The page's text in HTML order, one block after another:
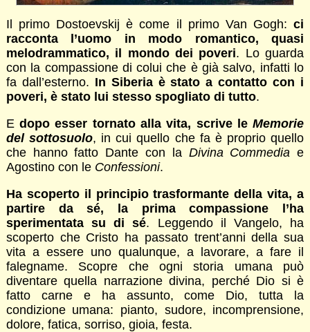
Il primo Dostoevskij è come il primo Van Gogh:ci
racconta l’uomo in modo romantico, quasi
melodrammatico, il mondo dei poveri. Lo guarda
con la compassione di colui che è già salvo, infatti lo
fa dall’esterno. In Siberia è stato a contatto con i
poveri, è stato lui stesso spogliato di tutto.
Edopo esser tornato alla vita, scrive leMemorie
del sottosuolo, in cui quello che fa è proprio quello
che hanno fatto Dante con la Divina Commedia e
Agostino con le Confessioni.
Ha scoperto il principio trasformante della vita, a
partire da sé, la prima compassione l’ha
sperimentata su di sé. Leggendo il Vangelo, ha
scoperto che Cristo ha passato trent’anni della sua
vita a essere uno qualunque, a lavorare, a fare il
falegname. Scopre che ogni storia umana può
diventare quella narrazione divina, perché Dio si è
fatto carne e ha assunto, come Dio, tutta la
condizione umana: pianto, sudore, incomprensione,
dolore, fatica, sorriso, gioia, festa.